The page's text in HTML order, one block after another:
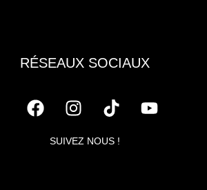
RÉSEAUX SOCIAUX
SUIVEZ NOUS !